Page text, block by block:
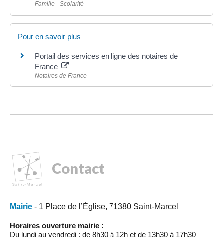
Famille - Scolarité
Pour en savoir plus
Portail des services en ligne des notaires de
France
Notaires de France
Contact
Mairie - 1 Place de l’Église, 71380 Saint-Marcel
Horaires ouverture mairie :
Du lundi au vendredi : de 8h30 à 12h et de 13h30 à 17h30